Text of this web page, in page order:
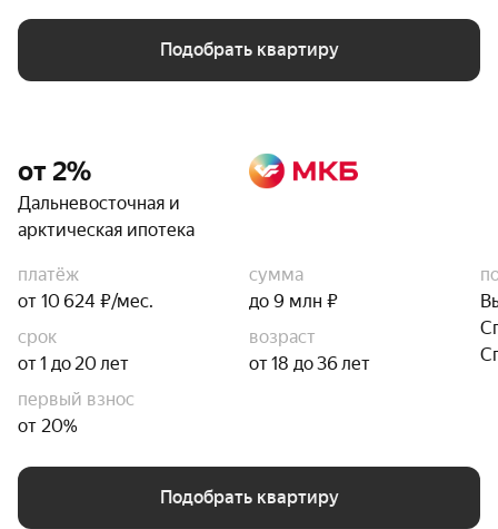
Подобрать квартиру
от 2%
Дальневосточная и
арктическая ипотека
платёж
от 10 624 ₽/мес.
сумма
до 9 млн ₽
срок
от 1 до 20 лет
возраст
от 18 до 36 лет
первый взнос
от 20%
Подобрать квартиру